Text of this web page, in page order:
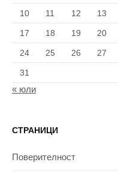
10 11 12 13
17 18 19 20
24 25 26 27
31
« юли
СТРАНИЦИ
Поверителност